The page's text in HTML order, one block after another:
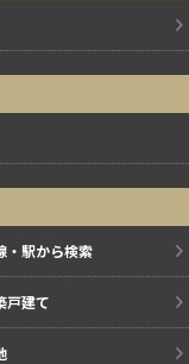
・駅から検索
戸建て